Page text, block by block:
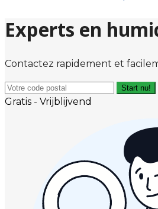
Experts en
Contactez rapidement et
Start nu!
Gratis - Vrijblijvend